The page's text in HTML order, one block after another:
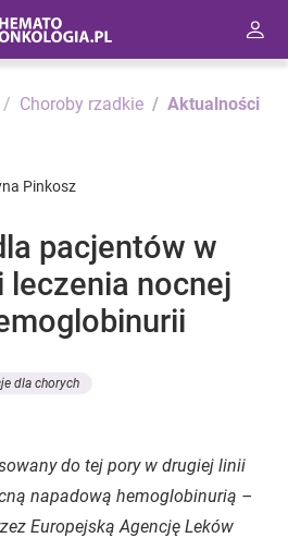
Choroby rzadkie Aktualności
Pinkosz
pacjentów w
leczenia nocnej
dla chorych
do tej pory w drugiej linii
napadową hemoglobinurią –
Europejską Agencję Leków